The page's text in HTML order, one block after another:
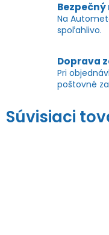
Na
spoľahlivo.
Doprava
Pri
poštovné
Súvisiaci